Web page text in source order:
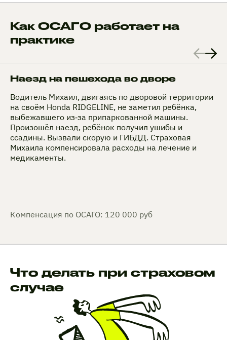
Как ОСАГО работает на
практике
Наезд на пешехода во дворе
Водитель Михаил, двигаясь по дворовой территории
на своём Honda RIDGELINE, не заметил ребёнка,
выбежавшего из‑за припаркованной машины.
Произошёл наезд, ребёнок получил ушибы и
ссадины. Вызвали скорую и ГИБДД. Страховая
Михаила компенсировала расходы на лечение и
медикаменты.
Компенсация по ОСАГО: 120 000 руб
Что делать при страховом
случае